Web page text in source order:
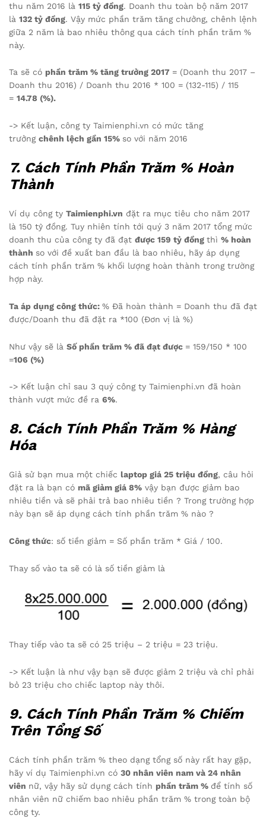
thu năm 2016 là 115 tỷ đồng. Doanh thu toàn bộ năm 2017
là 132 tỷ đồng. Vậy mức phần trăm tăng chưởng, chênh lệnh
giữa 2 năm là bao nhiêu thông qua cách tính phần trăm %
này.
Ta sẽ có phần trăm % tăng trưởng 2017 = (Doanh thu 2017 –
Doanh thu 2016) / Doanh thu 2016 * 100 = (132-115) / 115
= 14.78 (%).
-> Kết luận, công ty Taimienphi.vn có mức tăng
trưởng chênh lệch gần 15% so với năm 2016
7. Cách Tính Phần Trăm % Hoàn
Thành
Ví dụ công ty Taimienphi.vn đặt ra mục tiêu cho năm 2017
là 150 tỷ đồng. Tuy nhiên tính tới quý 3 năm 2017 tổng mức
doanh thu của công ty đã đạt được 159 tỷ đồng thì % hoàn
thành so với đề xuất ban đầu là bao nhiêu, hãy áp dụng
cách tính phần trăm % khối lượng hoàn thành trong trường
hợp này.
Ta áp dụng công thức: % Đã hoàn thành = Doanh thu đã đạt
được/Doanh thu đã đặt ra *100 (Đơn vị là %)
Như vậy sẽ là Số phần trăm % đã đạt được = 159/150 * 100
=106 (%)
-> Kết luận chỉ sau 3 quý công ty Taimienphi.vn đã hoàn
thành vượt mức đề ra 6%.
8. Cách Tính Phần Trăm % Hàng
Hóa
Giả sử bạn mua một chiếc laptop giá 25 triệu đồng, câu hỏi
đặt ra là bạn có mã giảm giá 8% vậy bạn được giảm bao
nhiêu tiền và sẽ phải trả bao nhiêu tiền ? Trong trường hợp
này bạn sẽ áp dụng cách tính phần trăm % nào ?
Công thức: số tiền giảm = Số phần trăm * Giá / 100.
Thay số vào ta sẽ có là số tiền giảm là
Thay tiếp vào ta sẽ có 25 triệu – 2 triệu = 23 triệu.
-> Kết luận là như vậy bạn sẽ được giảm 2 triệu và chỉ phải
bỏ 23 triệu cho chiếc laptop này thôi.
9. Cách Tính Phần Trăm % Chiếm
Trên Tổng Số
Cách tính phần trăm % theo dạng tổng số này rất hay gặp,
hãy ví dụ Taimienphi.vn có 30 nhân viên nam và 24 nhân
viên nữ, vậy hãy sử dụng cách tính phần trăm % để tính số
nhân viên nữ chiếm bao nhiêu phần trăm % trong toàn bộ
công ty.